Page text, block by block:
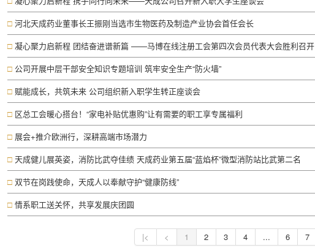
河北天成药业董事长王振刚当选市生物医药及制造产业协会首任会长
凝心聚力启新程 团结奋进谱新篇 ——马博在线注册工会第四次会员代表大会胜利召开
公司开展中层干部安全知识专题培训 筑牢安全生产“防火墙”
赋能成长，共筑未来 公司组织新入职学生转正座谈会
区总工会暖心搭台！“家电补贴优惠购”让有需要的职工享专属福利
展会+推介欧洲行，深耕高端市场潜力
天成健儿展英姿，消防比武夺佳绩 天成药业第五届“蓝焰杯”微型消防站比武第二名
双节在岗践使命，天成人以奉献守护“健康防线”
情系职工送关怀，共享发展庆团圆
1 2 3 4 ... 6 7